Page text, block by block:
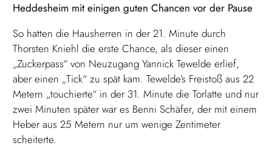
Heddesheim mit einigen guten Chancen vor der Pause
So hatten die Hausherren in der 21. Minute durch
Thorsten Kniehl die erste Chance, als dieser einen
„Zuckerpass“ von Neuzugang Yannick Tewelde erlief,
aber einen „Tick“ zu spät kam. Tewelde’s Freistoß aus 22
Metern „touchierte“ in der 31. Minute die Torlatte und nur
zwei Minuten später war es Benni Schäfer, der mit einem
Heber aus 25 Metern nur um wenige Zentimeter
scheiterte.